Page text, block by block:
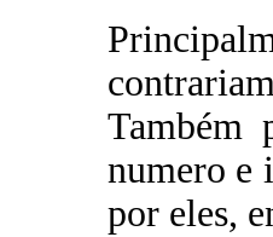
Também
numero e
por eles,